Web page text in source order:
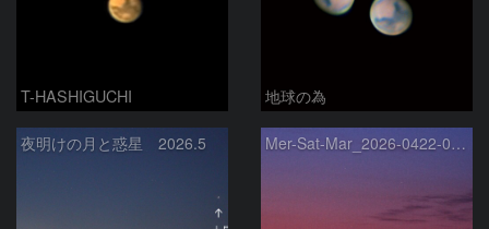
T-HASHIGUCHI 地球の為
夜明けの月と惑星 2026.5 Mer-Sat-Mar_2026-0422-0430